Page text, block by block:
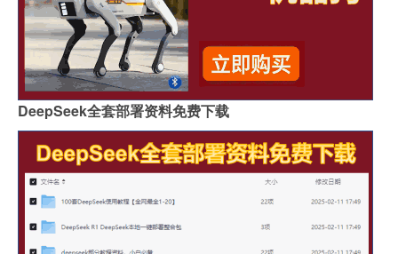
DeepSeek全套部署资料免费下载